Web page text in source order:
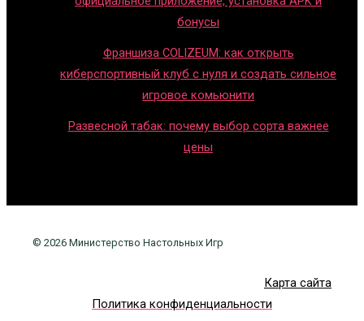
бонусы
Франшиза COLIZEUM: как открыть
киберспортивный клуб с нуля и создать сильное
игровое комьюнити
Развесной табак: почему выбор сорта важнее
цены
© 2026 Министерство Настольных Игр
Карта сайта
Политика конфиденциальности